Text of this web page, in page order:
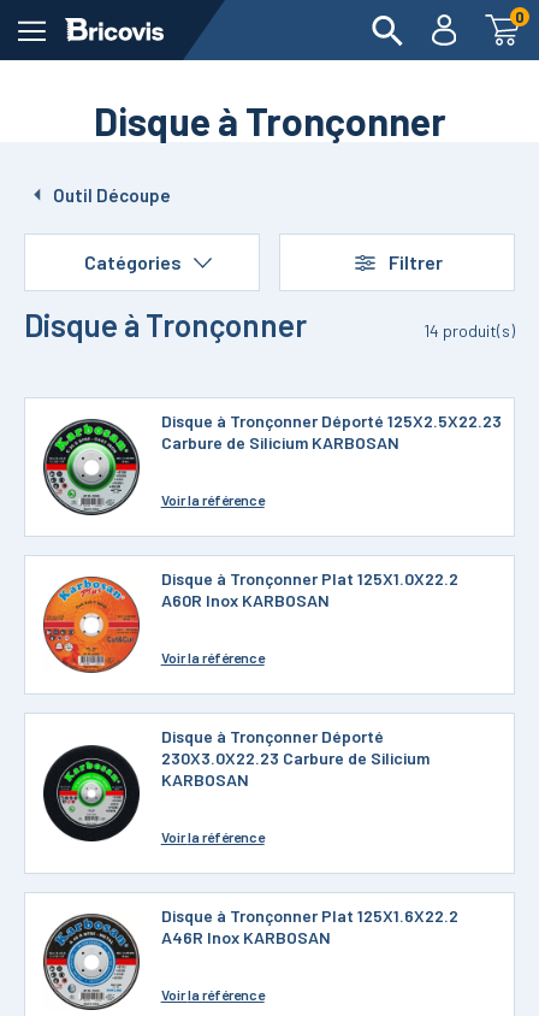
0
Disque à Tronçonner
Outil Découpe
Catégories Filtrer
Disque à Tronçonner 14 produit(s)
Disque à Tronçonner Déporté 125X2.5X22.23
Carbure de Silicium KARBOSAN
Voirla référence
Disque à Tronçonner Plat 125X1.0X22.2
A60R Inox KARBOSAN
Voirla référence
Disque à Tronçonner Déporté
230X3.0X22.23 Carbure de Silicium
KARBOSAN
Voirla référence
Disque à Tronçonner Plat 125X1.6X22.2
A46R Inox KARBOSAN
Voirla référence